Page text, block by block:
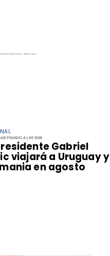
PASADO A LAS 13:06
Gabriel
viajará a Uruguay y
en agosto